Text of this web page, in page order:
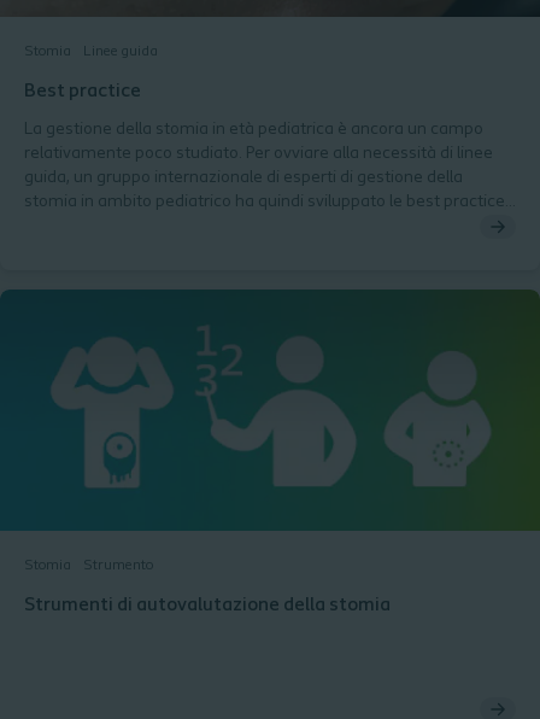
Stomia Linee guida
Best practice
La gestione della stomia in età pediatrica è ancora un campo
relativamente poco studiato. Per ovviare alla necessità di linee
guida, un gruppo internazionale di esperti di gestione della
stomia in ambito pediatrico ha quindi sviluppato le best practice
Stomia Strumento
Strumenti di autovalutazione della stomia